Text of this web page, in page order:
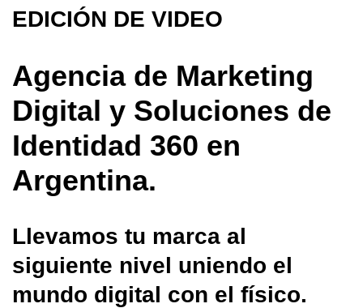
EDICIÓN DE VIDEO
Agencia de Marketing
Digital y Soluciones de
Identidad 360 en
Argentina.
Llevamos tu marca al
siguiente nivel uniendo el
mundo digital con el físico.